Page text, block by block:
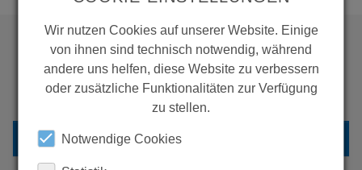
WOLLEN SIE MEHR
PRODUKTE SEHEN?
ZURÜCK ZUR ÜBERSICHT
Wir nutzen Cookies auf unserer Website. Einige
von ihnen sind technisch notwendig, während
andere uns helfen, diese Website zu verbessern
oder zusätzliche Funktionalitäten zur Verfügung
zu stellen.
Notwendige Cookies